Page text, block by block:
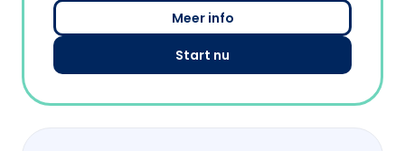
Meer info
Start nu